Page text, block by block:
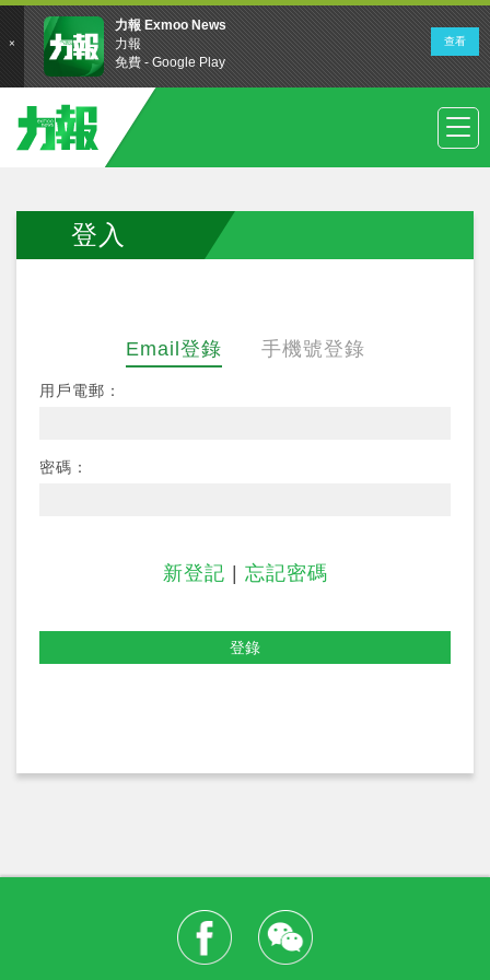
登入
Email登錄 手機號登錄
用戶電郵：
密碼：
新登記 忘記密碼